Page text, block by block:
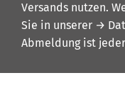
Versands nutzen.
Sie in unserer →
Abmeldung ist